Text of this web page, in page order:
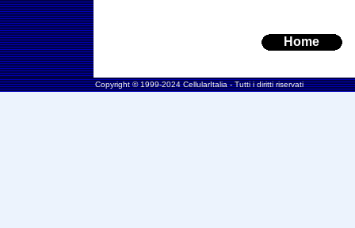
Home
Copyright © 1999-2024 CellularItalia - Tutti i diritti riservati